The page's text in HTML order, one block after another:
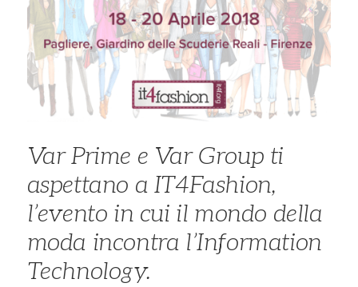
Var Prime e Var Group ti
aspettano a IT4Fashion,
l’evento in cui il mondo della
moda incontra l’Information
Technology.